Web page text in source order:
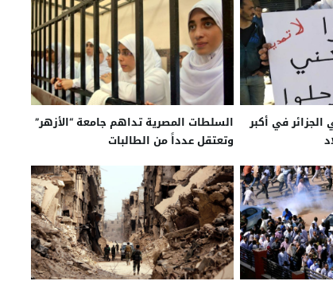
في أكبر
السلطات المصرية تداهم جامعة “الأزهر”
وتعتقل عدداً من الطالبات